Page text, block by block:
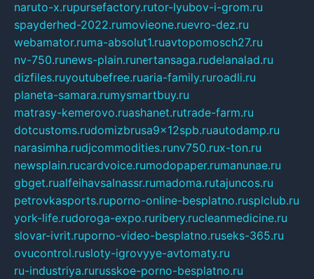
naruto-x.rupursefactory.rutor-lyubov-i-grom.ru
spayderhed-2022.rumovieone.ruevro-dez.ru
webamator.ruma-absolut1.ruavtopomosch27.ru
nv-750.runews-plain.runertansaga.rudelanalad.ru
dizfiles.ruyoutubefree.ruaria-family.ruroadli.ru
planeta-samara.rumysmartbuy.ru
matrasy-kemerovo.ruashanet.rutrade-farm.ru
dotcustoms.rudomizbrusa9x12spb.ruautodamp.ru
narasimha.rudjcommodities.runv750.rux-ton.ru
newsplain.rucardvoice.rumodopaper.rumanunae.ru
gbget.rualfeihavsalnassr.rumadoma.rutajuncos.ru
petrovkasports.ruporno-online-besplatno.rusplclub.ru
york-life.rudoroga-expo.ruribery.rucleanmedicine.ru
slovar-ivrit.ruporno-video-besplatno.ruseks-365.ru
ovucontrol.rusloty-igrovyye-avtomaty.ru
ru-industriya.rurusskoe-porno-besplatno.ru